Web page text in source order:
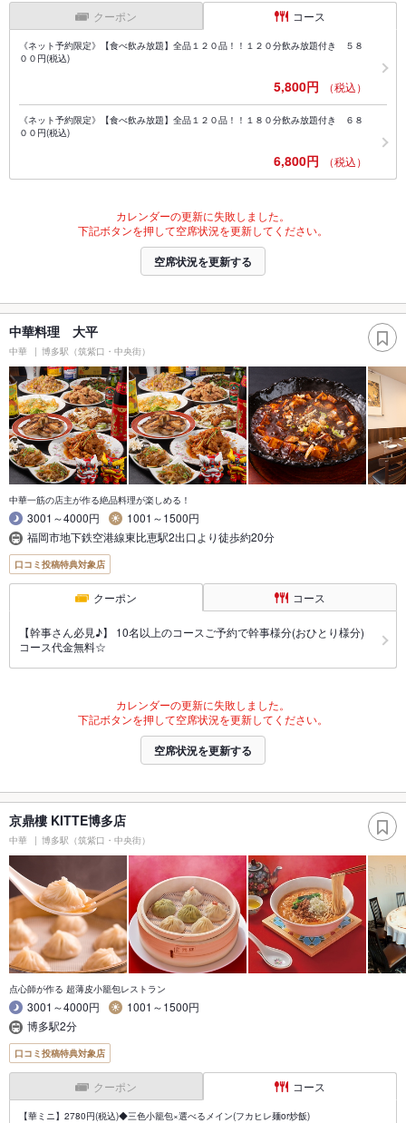
クーポン コース
《ネット予約限定》【食べ飲み放題】全品１２０品！！１２０分飲み放題付き ５８
００円(税込)
5,800円 （税込）
《ネット予約限定》【食べ飲み放題】全品１２０品！！１８０分飲み放題付き ６８
００円(税込)
6,800円 （税込）
カレンダーの更新に失敗しました。
下記ボタンを押して空席状況を更新してください。
空席状況を更新する
中華料理 大平
中華 博多駅（筑紫口・中央街）
中華一筋の店主が作る絶品料理が楽しめる！
3001～4000円
1001～1500円
福岡市地下鉄空港線東比恵駅2出口より徒歩約20分
口コミ投稿特典対象店
クーポン コース
【幹事さん必見♪】 10名以上のコースご予約で幹事様分(おひとり様分)
コース代金無料☆
カレンダーの更新に失敗しました。
下記ボタンを押して空席状況を更新してください。
空席状況を更新する
京鼎樓 KITTE博多店
中華 博多駅（筑紫口・中央街）
点心師が作る 超薄皮小籠包レストラン
3001～4000円
1001～1500円
博多駅2分
口コミ投稿特典対象店
クーポン コース
【華ミニ】2780円(税込)◆三色小籠包×選べるメイン(フカヒレ麺or炒飯)